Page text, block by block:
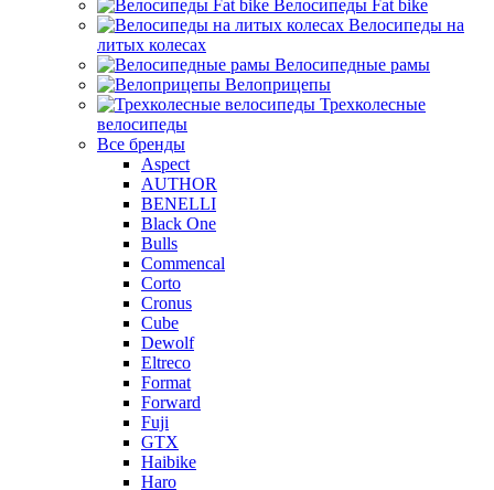
Велосипеды Fat bike
Велосипеды на
литых колесах
Велосипедные рамы
Велоприцепы
Трехколесные
велосипеды
Все бренды
Aspect
AUTHOR
BENELLI
Black One
Bulls
Commencal
Corto
Cronus
Cube
Dewolf
Eltreco
Format
Forward
Fuji
GTX
Haibike
Haro